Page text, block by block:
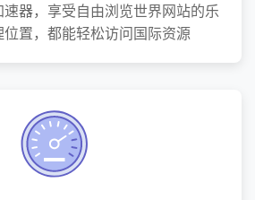
器，享受自由浏览世界网站的乐
置，都能轻松访问国际资源